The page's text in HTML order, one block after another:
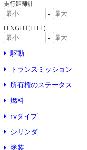
走行距離計
-
LENGTH (FEET)
-
駆動
トランスミッション
所有権のステータス
燃料
rvタイプ
シリンダ
塗装